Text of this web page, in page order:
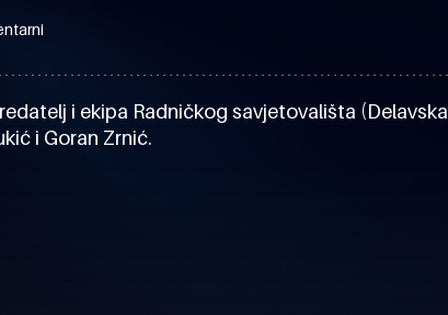
i ekipa Radničkog savjetovališta (Delavska
i Goran Zrnić.